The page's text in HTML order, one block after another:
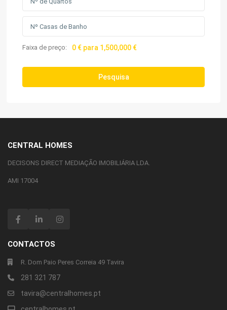
Faixa de preço: 0 € para 1,500,000 €
Pesquisa
CENTRAL HOMES
DECISONS DIRECT MEDIAÇÃO IMOBILIÁRIA LDA.
AMI 17004
CONTACTOS
R. Dom Paio Peres Correia 49 Tavira
281 321 787
tavira@centralhomes.pt